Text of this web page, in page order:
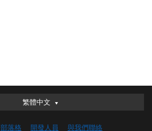
繁體中文
繁體中文
English (UK)
部落格 開發人員 與我們聯絡